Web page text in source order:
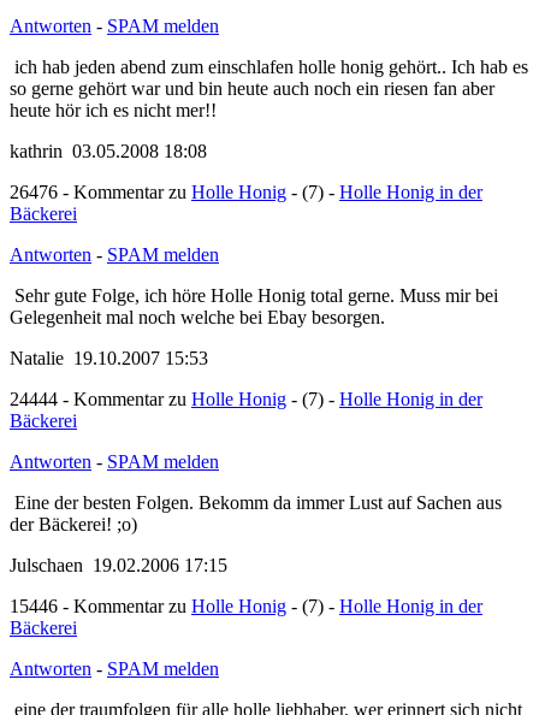
Antworten - SPAM melden
ich hab jeden abend zum einschlafen holle honig gehört.. Ich hab
es so gerne gehört war und bin heute auch noch ein riesen fan aber
heute hör ich es nicht mer!!
kathrin 03.05.2008 18:08
26476 - Kommentar zu Holle Honig - (7) - Holle Honig in der
Bäckerei
Antworten - SPAM melden
Sehr gute Folge, ich höre Holle Honig total gerne. Muss mir bei
Gelegenheit mal noch welche bei Ebay besorgen.
Natalie 19.10.2007 15:53
24444 - Kommentar zu Holle Honig - (7) - Holle Honig in der
Bäckerei
Antworten
SPAM melden
Eine der besten Folgen. Bekomm da immer Lust auf Sachen
aus der Bäckerei! ;o)
15446 - Kommentar zu Holle Honig - (7) - Holle Honig in der
Bäckerei
Antworten
SPAM melden